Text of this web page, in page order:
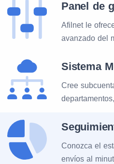
Panel de
Afilnet le
avanzado del
Sistema
Cree
Conozca el
envíos al